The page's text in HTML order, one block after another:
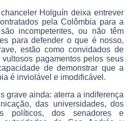
Holguín deixa entrever
pela Colômbia para a
incompetentes, ou não têm
para defender o que é nosso,
estão como convidados de
pagamentos pelos seus
de demonstrar que a
é inviolável e imodificável.
grave ainda: aterra a indiferença
das universidades, dos
políticos, dos senadores e